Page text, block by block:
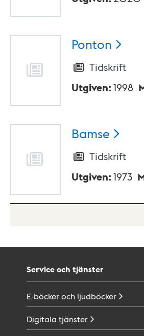
Ponton
Tidskrift
Utgiven:1998
Bamse
Tidskrift
Utgiven:1973
Service och tjänster
E-böcker och ljudböcker
Digitala tjänster